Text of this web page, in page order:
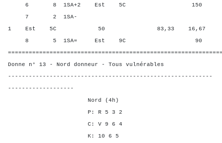
6 8 1SA+2 Est 5C 150 0,00
7 2 1SA-
1 Est 5C 50 83,33 16,67
8 5 1SA= Est 9C 90
Donne n° 13 - Nord donneur - Tous vulnérables
-----------------------------------------------------------
-------------------
Nord (4h)
P: R 5 3 2
C: V 9 6 4
K: 10 6 5